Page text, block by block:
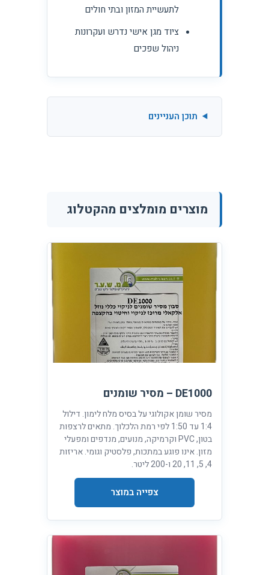
לתעשיית המזון ובתי חולים
ציוד מגן אישי נדרש ועקרונות
ניהול שפכים
תוכן העניינים
מוצרים מומלצים מהקטלוג
DE1000 – מסיר שומנים
מסיר שומן אקולוגי על בסיס מלח לימון. דילול
1:4 עד 1:50 לפי רמת הלכלוך. מתאים לרצפות
בטון, PVC וקרמיקה, מנועים, מנדפים ומפעלי
מזון. אינו פוגע במתכות, פלסטיק וגומי. אריזות
4, 5, 11, 20 ו-200 ליטר.
צפייה במוצר